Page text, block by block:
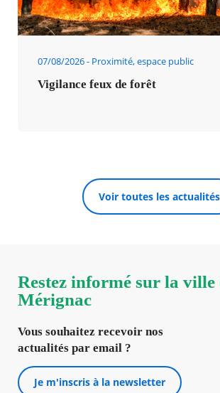
07/08/2026 Proximité, espace public
Vigilance feux de forêt
Voir toutes les actualités
Restez informé sur la ville
Mérignac
Vous souhaitez recevoir nos
actualités par email ?
Je m'inscris à la newsletter